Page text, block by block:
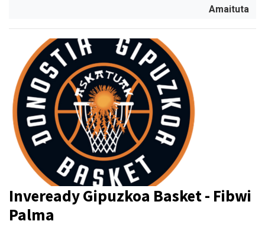
Amaituta
Inveready Gipuzkoa Basket - Fibwi
Palma